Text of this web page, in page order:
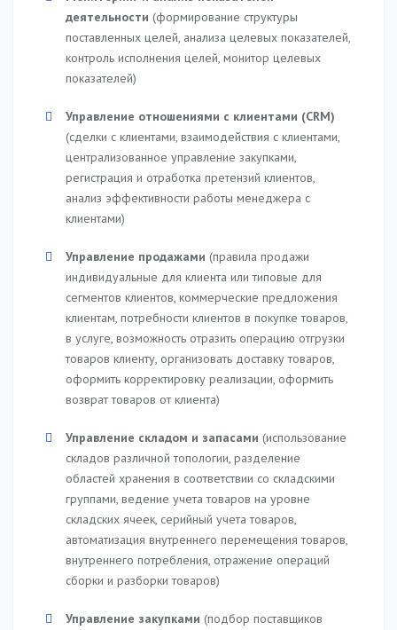
деятельности (формирование структуры
поставленных целей, анализа целевых показателей,
контроль исполнения целей, монитор целевых
показателей)
Управление отношениями с клиентами (CRM)
(сделки с клиентами, взаимодействия с клиентами,
централизованное управление закупками,
регистрация и отработка претензий клиентов,
анализ эффективности работы менеджера с
клиентами)
Управление продажами (правила продажи
индивидуальные для клиента или типовые для
сегментов клиентов, коммерческие предложения
клиентам, потребности клиентов в покупке товаров,
в услуге, возможность отразить операцию отгрузки
товаров клиенту, организовать доставку товаров,
оформить корректировку реализации, оформить
возврат товаров от клиента)
Управление складом и запасами (использование
складов различной топологии, разделение
областей хранения в соответствии со складскими
группами, ведение учета товаров на уровне
складских ячеек, серийный учета товаров,
автоматизация внутреннего перемещения товаров,
внутреннего потребления, отражение операций
сборки и разборки товаров)
Управление закупками (подбор поставщиков